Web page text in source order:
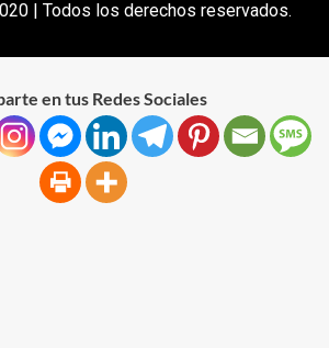
| Todos los derechos reservados.
en tus Redes Sociales